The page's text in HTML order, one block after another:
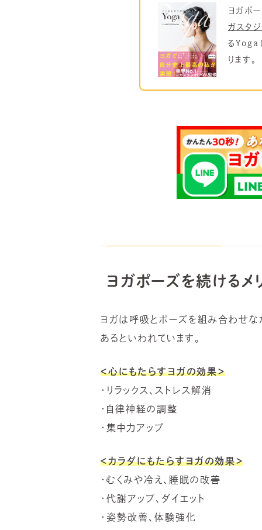
ヨガポ
ガスタ
るYoga
ります。
ヨガポーズを続けるメ
ヨガは呼吸とポーズを組み合わせな
あるといわれています。
＜心にもたらすヨガの効果＞
・リラックス、ストレス解消
・自律神経の調整
・集中力アップ
＜カラダにもたらすヨガの効果＞
・むくみや冷え、睡眠の改善
・代謝アップ、ダイエット
・姿勢改善、体験強化